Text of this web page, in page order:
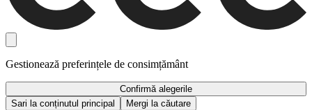
Gestionează preferințele de consimțământ
Confirmă alegerile
Sari la conținutul principal
Mergi la căutare